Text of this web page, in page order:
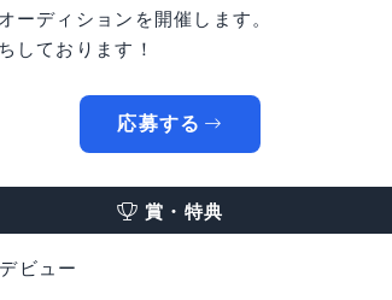
ーディションを開催します。
しております！
応募する
賞・特典
ビュー